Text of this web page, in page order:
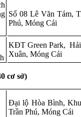
Số 08 Lê Văn Tám,
Phú, Móng Cái
KĐT Green Park, Hải
Xuân, Móng Cái
cơ sở)
Đại lộ Hòa Bình,
Trần Phú, Móng Cái